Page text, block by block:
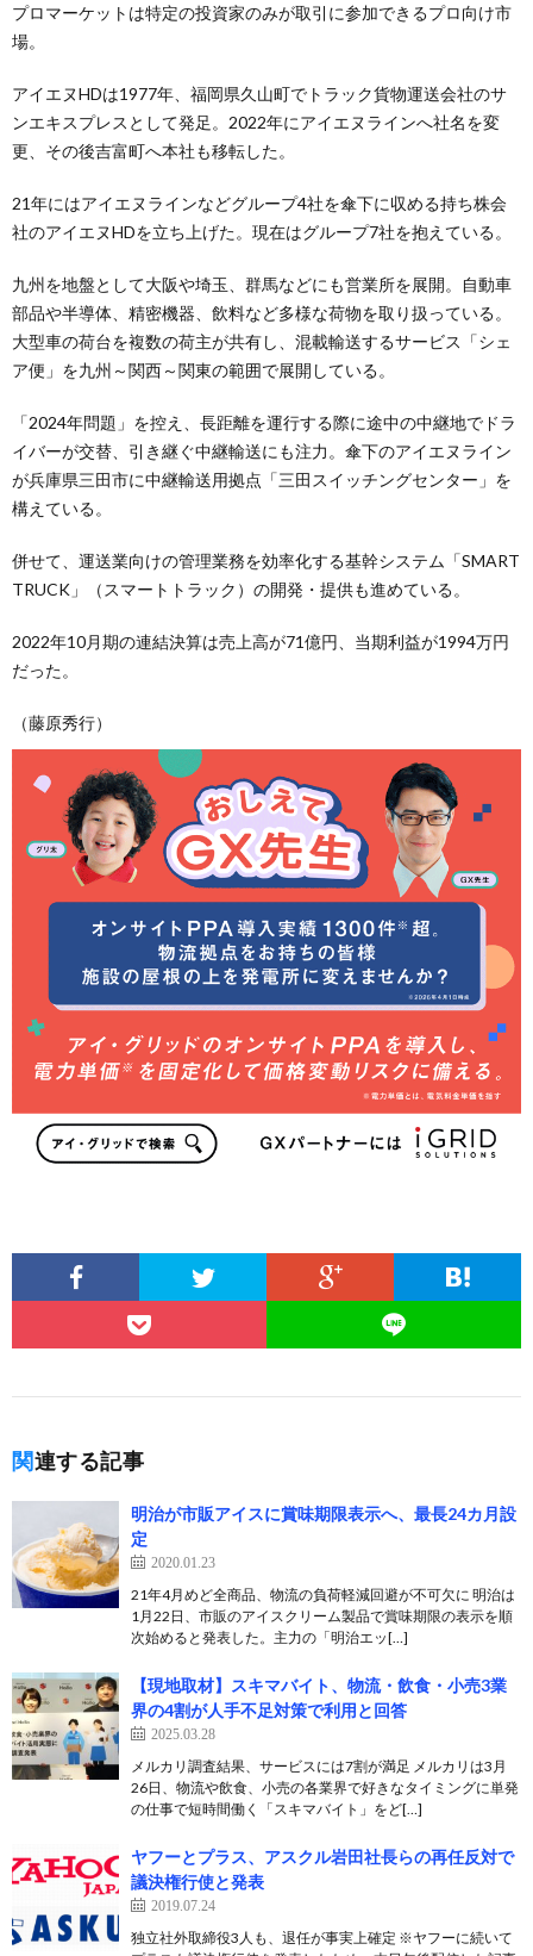
プロマーケットは特定の投資家のみが取引に参加できるプロ向け市
場。
アイエヌHDは1977年、福岡県久山町でトラック貨物運送会社のサ
ンエキスプレスとして発足。2022年にアイエヌラインへ社名を変
更、その後吉富町へ本社も移転した。
21年にはアイエヌラインなどグループ4社を傘下に収める持ち株会
社のアイエヌHDを立ち上げた。現在はグループ7社を抱えている。
九州を地盤として大阪や埼玉、群馬などにも営業所を展開。自動車
部品や半導体、精密機器、飲料など多様な荷物を取り扱っている。
大型車の荷台を複数の荷主が共有し、混載輸送するサービス「シェ
ア便」を九州～関西～関東の範囲で展開している。
「2024年問題」を控え、長距離を運行する際に途中の中継地でドラ
イバーが交替、引き継ぐ中継輸送にも注力。傘下のアイエヌライン
が兵庫県三田市に中継輸送用拠点「三田スイッチングセンター」を
構えている。
併せて、運送業向けの管理業務を効率化する基幹システム「SMART
TRUCK」（スマートトラック）の開発・提供も進めている。
2022年10月期の連結決算は売上高が71億円、当期利益が1994万円
だった。
（藤原秀行）
関連する記事
明治が市販アイスに賞味期限表示へ、最長24カ月設
定
2020.01.23
21年4月めど全商品、物流の負荷軽減回避が不可欠に 明治は
1月22日、市販のアイスクリーム製品で賞味期限の表示を順
次始めると発表した。主力の「明治エッ[…]
【現地取材】スキマバイト、物流・飲食・小売3業
界の4割が人手不足対策で利用と回答
2025.03.28
メルカリ調査結果、サービスには7割が満足 メルカリは3月
26日、物流や飲食、小売の各業界で好きなタイミングに単発
の仕事で短時間働く「スキマバイト」をど[…]
ヤフーとプラス、アスクル岩田社長らの再任反対で
議決権行使と発表
2019.07.24
独立社外取締役3人も、退任が事実上確定 ※ヤフーに続いて